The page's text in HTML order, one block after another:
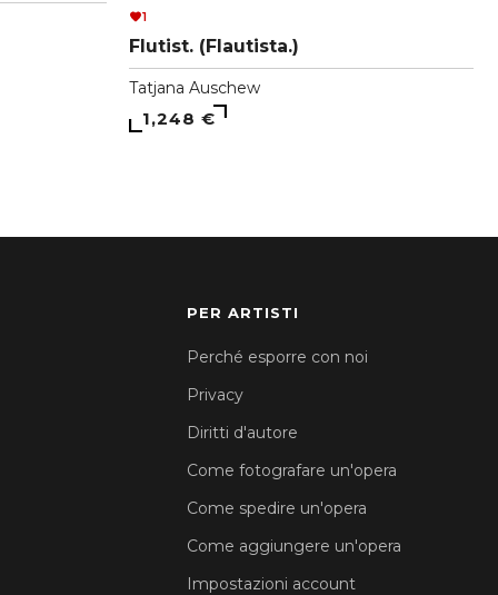
1
Flutist. (Flautista.)
Tatjana Auschew
1,248 €
PER ARTISTI
Perché esporre con noi
Privacy
Diritti d'autore
Come fotografare un'opera
Come spedire un'opera
Come aggiungere un'opera
Impostazioni account